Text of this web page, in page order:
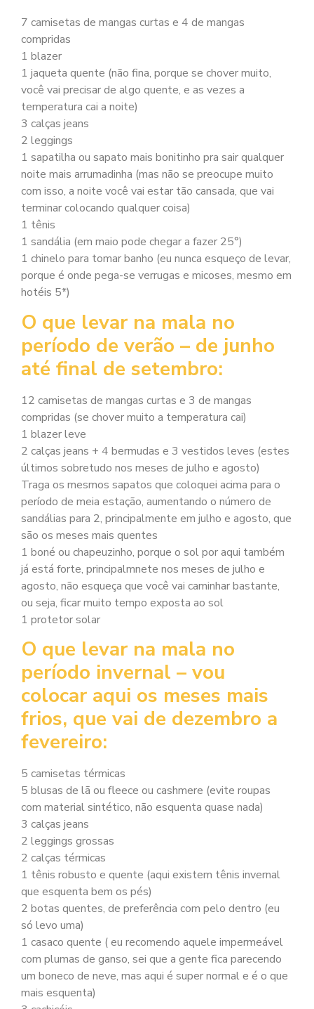
7 camisetas de mangas curtas e 4 de mangas
compridas
1 blazer
1 jaqueta quente (não fina, porque se chover muito,
você vai precisar de algo quente, e as vezes a
temperatura cai a noite)
3 calças jeans
2 leggings
1 sapatilha ou sapato mais bonitinho pra sair qualquer
noite mais arrumadinha (mas não se preocupe muito
com isso, a noite você vai estar tão cansada, que vai
terminar colocando qualquer coisa)
1 tênis
1 sandália (em maio pode chegar a fazer 25°)
1 chinelo para tomar banho (eu nunca esqueço de levar,
porque é onde pega-se verrugas e micoses, mesmo em
hotéis 5*)
O que levar na mala no
período de verão – de junho
até final de setembro:
12 camisetas de mangas curtas e 3 de mangas
compridas (se chover muito a temperatura cai)
1 blazer leve
2 calças jeans + 4 bermudas e 3 vestidos leves (estes
últimos sobretudo nos meses de julho e agosto)
Traga os mesmos sapatos que coloquei acima para o
período de meia estação, aumentando o número de
sandálias para 2, principalmente em julho e agosto, que
são os meses mais quentes
1 boné ou chapeuzinho, porque o sol por aqui também
já está forte, principalmnete nos meses de julho e
agosto, não esqueça que você vai caminhar bastante,
ou seja, ficar muito tempo exposta ao sol
1 protetor solar
O que levar na mala no
período invernal – vou
colocar aqui os meses mais
frios, que vai de dezembro a
fevereiro:
5 camisetas térmicas
5 blusas de lã ou fleece ou cashmere (evite roupas
com material sintético, não esquenta quase nada)
3 calças jeans
2 leggings grossas
2 calças térmicas
1 tênis robusto e quente (aqui existem tênis invernal
que esquenta bem os pés)
2 botas quentes, de preferência com pelo dentro (eu
só levo uma)
1 casaco quente ( eu recomendo aquele impermeável
com plumas de ganso, sei que a gente fica parecendo
um boneco de neve, mas aqui é super normal e é o que
mais esquenta)